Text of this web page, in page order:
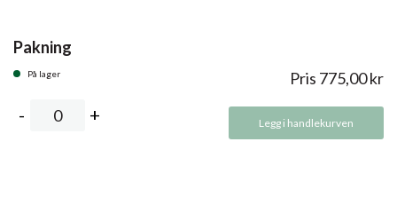
Pakning
På lager Pris 775,00kr
Legg i handlekurven